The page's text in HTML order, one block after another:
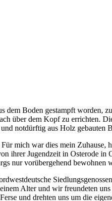
Boden gestampft worden,
über dem Kopf zu errichten.
notdürftig aus Holz gebauten
mich war dies mein
ihrer Jugendzeit in Osterode
nur vorübergehend bewohnen
Alter und wir freundeten
und drehten uns um die